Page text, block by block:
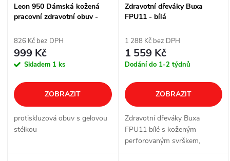
Leon 950 Dámská kožená
pracovní zdravotní obuv -
826 Kč bez DPH
999 Kč
Skladem 1 ks
ZOBRAZIT
protiskluzová obuv s gelovou
stélkou
Zdravotní dřeváky Buxa
FPU11 - bílá
1 288 Kč bez DPH
1 559 Kč
Dodání do 1-2 týdnů
ZOBRAZIT
Zdravotní dřeváky Buxa
FPU11 bílé s koženým
perforovaným svrškem,